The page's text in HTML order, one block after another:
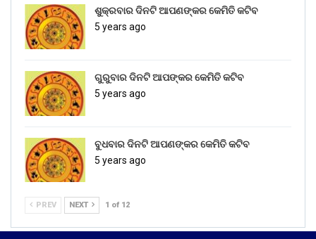
ଶୁକ୍ରବାର ଦିନଟି ଆପଣଙ୍କର କେମିତି କଟିବ
5 years ago
ଗୁରୁବାର ଦିନଟି ଆପଙ୍କର କେମିତି କଟିବ
5 years ago
ବୁଧବାର ଦିନଟି ଆପଣଙ୍କର କେମିତି କଟିବ
5 years ago
PREV NEXT 1 of 12